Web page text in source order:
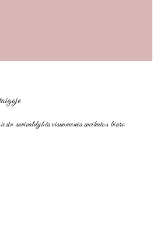
savivaldybės visuomenės sveikatos biuro